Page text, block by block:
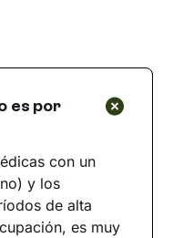
es por
con un
y los
de alta
es muy